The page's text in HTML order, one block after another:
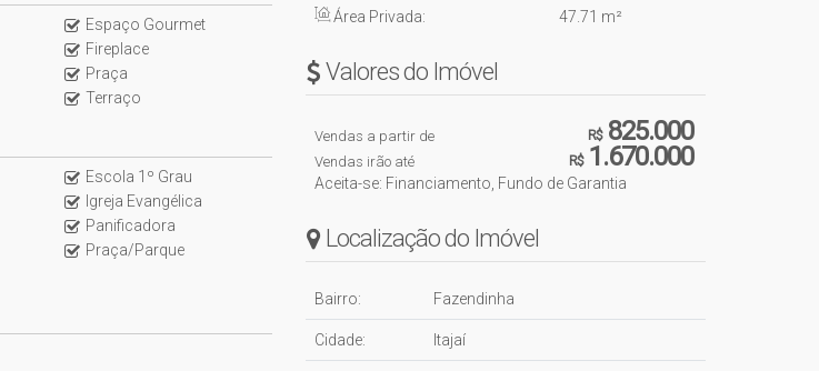
Espaço Gourmet
Fireplace
Praça
Terraço
Escola 1º Grau
Igreja Evangélica
Panificadora
Praça/Parque
Área Privada: 47 .71 m²
Valores do Imóvel
R$825.000
Vendas a partir de
R$1.670.000
Vendas irão até
Aceita-se: Financiamento, Fundo de Garantia
Localização do Imóvel
Bairro: Fazendinha
Cidade: Itajaí